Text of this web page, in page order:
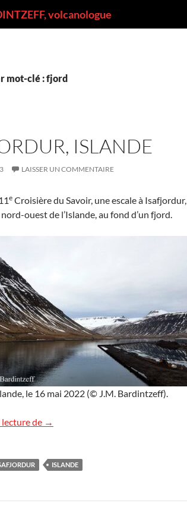
volcanologue
mot-clé : fjord
ISLANDE
LAISSER UN COMMENTAIRE
e Croisière du Savoir, une escale à
ouest de l’Islande, au fond d’un fjord.
le 16 mai 2022 (© J.M. Bardintzeff).
de Isafjordur, Islande
→
ISLANDE